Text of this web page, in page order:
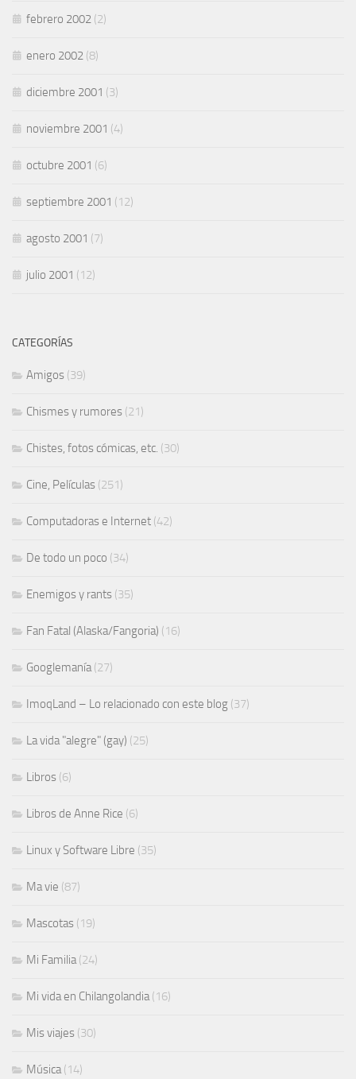
febrero 2002 (2)
enero 2002 (8)
diciembre 2001 (3)
noviembre 2001 (4)
octubre 2001 (6)
septiembre 2001 (12)
agosto 2001 (7)
julio 2001 (12)
CATEGORÍAS
Amigos (39)
Chismes y rumores (21)
Chistes, fotos cómicas, etc. (30)
Cine, Películas (251)
Computadoras e Internet (42)
De todo un poco (34)
Enemigos y rants (35)
Fan Fatal (Alaska/Fangoria) (16)
Googlemanía(27)
ImoqLand – Lo relacionado con este blog (37)
La vida "alegre" (gay) (25)
Libros (6)
Libros de Anne Rice (6)
Linux y Software Libre (35)
Ma vie (87)
Mascotas (19)
Mi Familia(24)
Mi vida en Chilangolandia(16)
Mis viajes (30)
Música(14)